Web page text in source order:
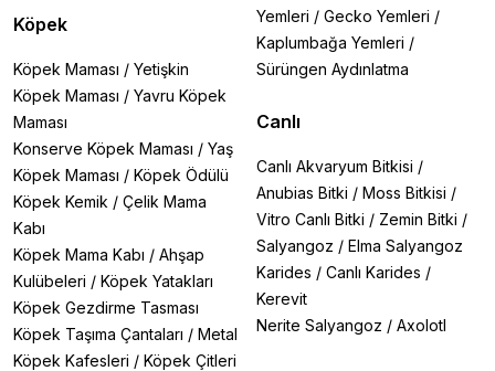
Köpek
Köpek Maması / Yetişkin
Köpek Maması / Yavru Köpek
Maması
Konserve Köpek Maması / Yaş
Köpek Maması / Köpek Ödülü
Köpek Kemik / Çelik Mama
Kabı
Köpek Mama Kabı / Ahşap
Kulübeleri / Köpek Yatakları
Köpek Gezdirme Tasması
Köpek Taşıma Çantaları / Metal
Köpek Kafesleri / Köpek Çitleri
Yemleri / Gecko Yemleri /
Kaplumbağa Yemleri /
Sürüngen Aydınlatma
Canlı
Canlı Akvaryum Bitkisi /
Anubias Bitki / Moss Bitkisi /
Vitro Canlı Bitki / Zemin Bitki /
Salyangoz / Elma Salyangoz
Karides / Canlı Karides /
Kerevit
Nerite Salyangoz / Axolotl